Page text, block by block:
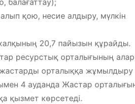
қою, несие алдыру, мүлкін
20,7 пайызын құрайды.
ресурстық орталығының
жастарды орталыққа жұмылдыру
4 ауданда Жастар
қызмет көрсетеді.